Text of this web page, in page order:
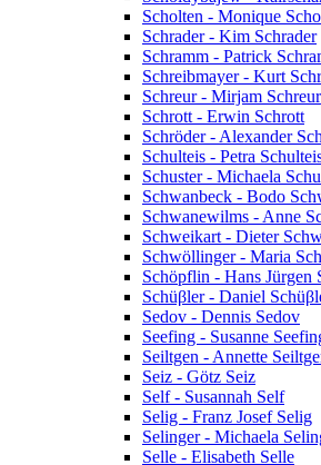
Scholten - Monique
Schrader - Kim Schrader
Schramm - Patrick
Schreibmayer - Kurt
Schreur - Mirjam Schreur
Schrott - Erwin Schrott
Schröder - Alexander
Schulteis - Petra
Schuster - Michaela
Schwanbeck - Bodo
Schwanewilms - Anne
Schweikart - Dieter
Schwöllinger - Maria
Schöpflin - Hans Jürgen
Schüβler - Daniel
Sedov - Dennis Sedov
Seefing - Susanne
Seiltgen - Annette
Seiz - Götz Seiz
Self - Susannah Self
Selig - Franz Josef Selig
Selinger - Michaela
Selle - Elisabeth Selle